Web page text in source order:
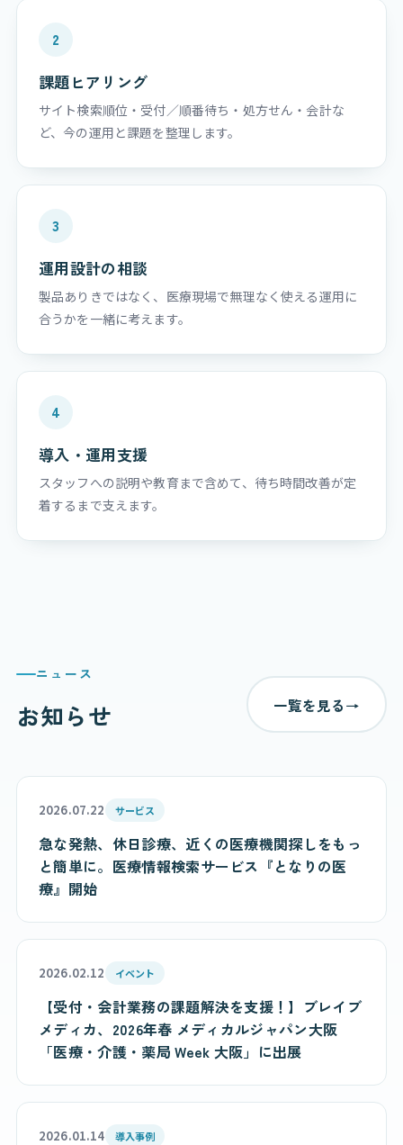
2
課題ヒアリング
サイト検索順位・受付／順番待ち・処方せん・会計な
ど、今の運用と課題を整理します。
3
運用設計の相談
製品ありきではなく、医療現場で無理なく使える運用に
合うかを一緒に考えます。
4
導入・運用支援
スタッフへの説明や教育まで含めて、待ち時間改善が定
着するまで支えます。
ニュース
お知らせ 一覧を見る→
2026.07.22 サービス
急な発熱、休日診療、近くの医療機関探しをもっ
と簡単に。医療情報検索サービス『となりの医
療』開始
2026.02.12 イベント
【受付・会計業務の課題解決を支援！】ブレイブ
メディカ、2026年春 メディカルジャパン大阪
「医療・介護・薬局 Week 大阪」に出展
2026.01.14 導入事例